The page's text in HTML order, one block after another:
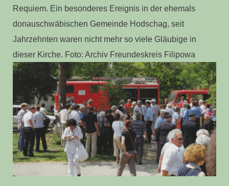
Requiem. Ein besonderes Ereignis in der ehemals
donauschwäbischen Gemeinde Hodschag, seit
Jahrzehnten waren nicht mehr so viele Gläubige in
dieser Kirche. Foto: Archiv Freundeskreis Filipowa